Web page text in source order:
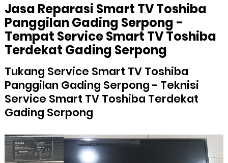
Jasa Reparasi Smart TV Toshiba
Panggilan Gading Serpong -
Tempat Service Smart TV Toshiba
Terdekat Gading Serpong
Tukang Service Smart TV Toshiba
Panggilan Gading Serpong - Teknisi
Service Smart TV Toshiba Terdekat
Gading Serpong